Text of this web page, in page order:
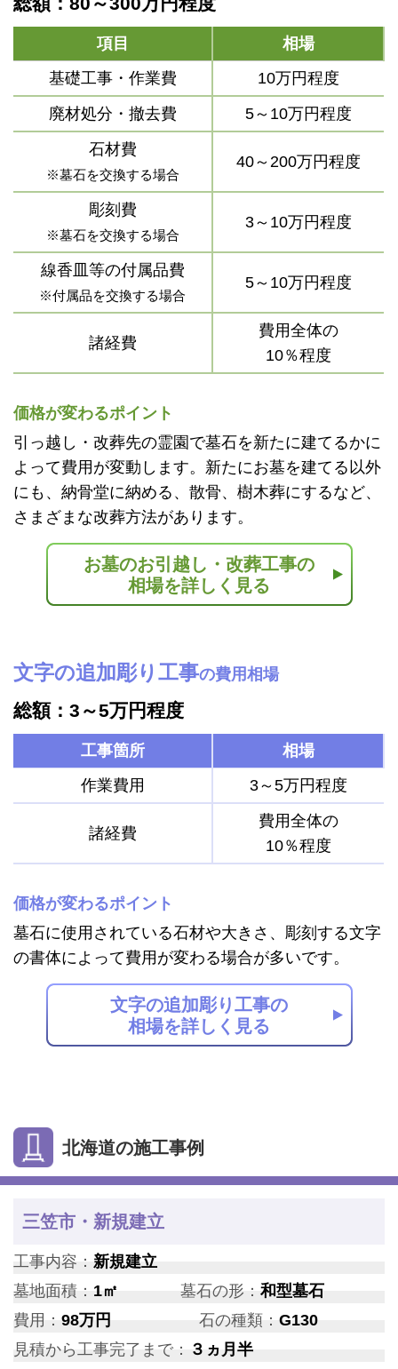
項目
相場
基礎工事・作業費
10万円程度
廃材処分・撤去費
5～10万円程度
石材費
※墓石を交換する場合
40～200万円程度
彫刻費
※墓石を交換する場合
3～10万円程度
線香皿等の付属品費
※付属品を交換する場合
5～10万円程度
諸経費
費用全体の
10％程度
価格が変わるポイント
引っ越し・改葬先の霊園で墓石を新たに建てるかに
よって費用が変動します。新たにお墓を建てる以外
にも、納骨堂に納める、散骨、樹木葬にするなど、
さまざまな改葬方法があります。
お墓のお引越し・改葬工事の
相場を詳しく見る
文字の追加彫り工事の費用相場
総額：3～5万円程度
工事箇所
相場
作業費用
3～5万円程度
諸経費
費用全体の
10％程度
価格が変わるポイント
墓石に使用されている石材や大きさ、彫刻する文字
の書体によって費用が変わる場合が多いです。
文字の追加彫り工事の
相場を詳しく見る
北海道の施工事例
三笠市・新規建立
工事内容： 新規建立
墓地面積： 1㎡ 墓石の形：和型墓石
費用： 98万円 石の種類： G130
見積から工事完了まで： ３ヵ月半